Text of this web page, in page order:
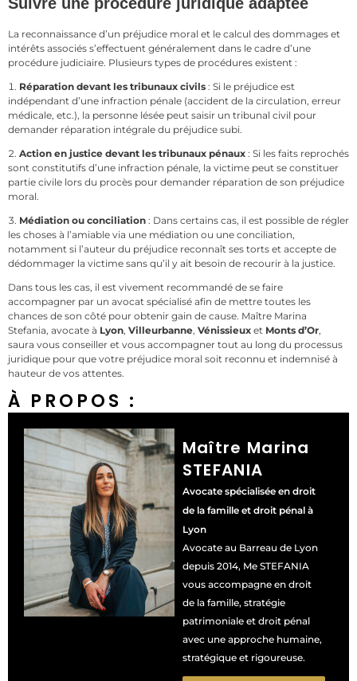
La reconnaissance d’un préjudice moral et le calcul des dommages et
intérêts associés s’effectuent généralement dans le cadre d’une
procédure judiciaire. Plusieurs types de procédures existent :
Réparation devant les tribunaux civils : Si le préjudice est
indépendant d’une infraction pénale (accident de la circulation, erreur
médicale, etc.), la personne lésée peut saisir un tribunal civil pour
demander réparation intégrale du préjudice subi.
Action en justice devant les tribunaux pénaux : Si les faits reprochés
sont constitutifs d’une infraction pénale, la victime peut se constituer
partie civile lors du procès pour demander réparation de son préjudice
moral.
Médiation ou conciliation : Dans certains cas, il est possible de régler
les choses à l’amiable via une médiation ou une conciliation,
notamment si l’auteur du préjudice reconnaît ses torts et accepte de
dédommager la victime sans qu’il y ait besoin de recourir à la justice.
Dans tous les cas, il est vivement recommandé de se faire
accompagner par un avocat spécialisé afin de mettre toutes les
chances de son côté pour obtenir gain de cause. Maître Marina
Stefania, avocate à Lyon, Villeurbanne, Vénissieux et Monts d’Or,
saura vous conseiller et vous accompagner tout au long du processus
juridique pour que votre préjudice moral soit reconnu et indemnisé à
hauteur de vos attentes.
À PROPOS :
Maître Marina
STEFANIA
Avocate spécialisée en droit
de la famille et droit pénal à
Lyon
Avocate au Barreau de Lyon
depuis 2014, Me STEFANIA
vous accompagne en droit
de la famille, stratégie
patrimoniale et droit pénal
avec une approche humaine,
stratégique et rigoureuse.